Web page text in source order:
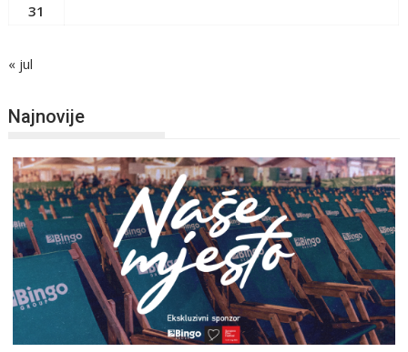
31
« jul
Najnovije